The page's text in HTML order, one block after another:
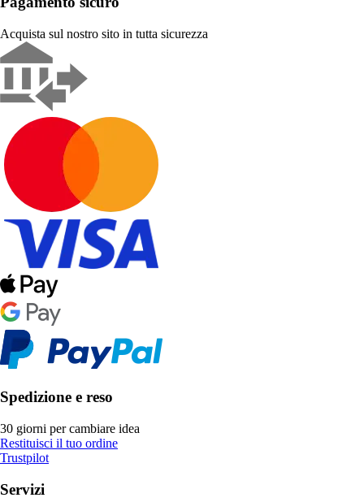
Acquista sul nostro sito in tutta sicurezza
Spedizione e reso
30 giorni per cambiare idea
Restituisci il tuo ordine
Trustpilot
Servizi